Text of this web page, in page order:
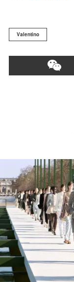
Valentino